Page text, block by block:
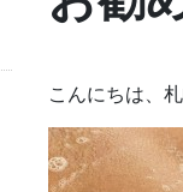
こんにちは、